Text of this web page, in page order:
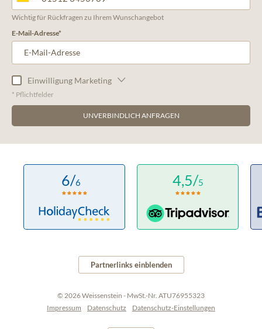
Wichtig für Rückfragen zu Ihrem Wunschangebot
E-Mail-Adresse
Einwilligung Marketing
* Pflichtfelder
UNVERBINDLICH ANFRAGEN
6/6 4,5/5
Partnerlinks einblenden
© 2026 Weissenstein - MwSt.-Nr. ATU76955323
Impressum
Datenschutz Datenschutz-Einstellungen